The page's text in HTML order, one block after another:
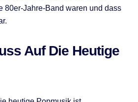
80er-Jahre-Band waren und dass
Auf Die Heutige